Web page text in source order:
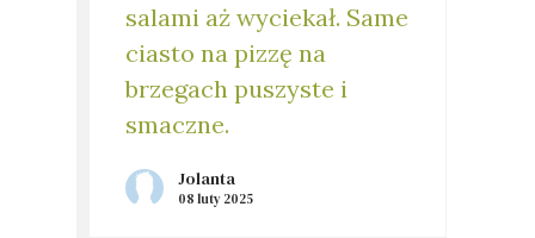
salami aż wyciekał. Same
ciasto na pizzę na
brzegach puszyste i
smaczne.
Jolanta
08 luty 2025